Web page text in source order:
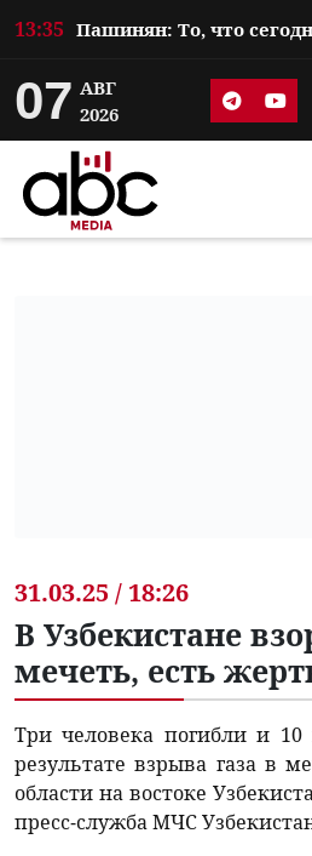
13:35
07 АВГ
2026
31.03.25 / 18:26
В Узбекистане
мечеть, есть
Три человека погибли и
результате взрыва газа в
области на востоке
пресс-служба МЧС